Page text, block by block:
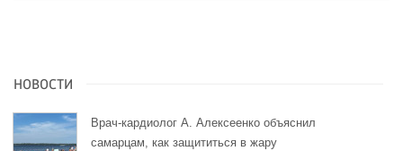
НОВОСТИ
Врач-кардиолог А. Алексеенко объяснил
самарцам, как защититься в жару